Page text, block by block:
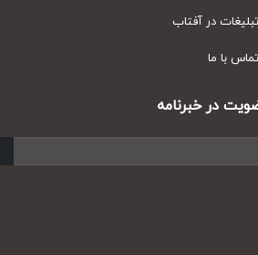
در آفتاب
با ما
در خبرنامه